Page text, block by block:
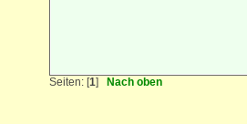
Seiten: [1] Nach oben